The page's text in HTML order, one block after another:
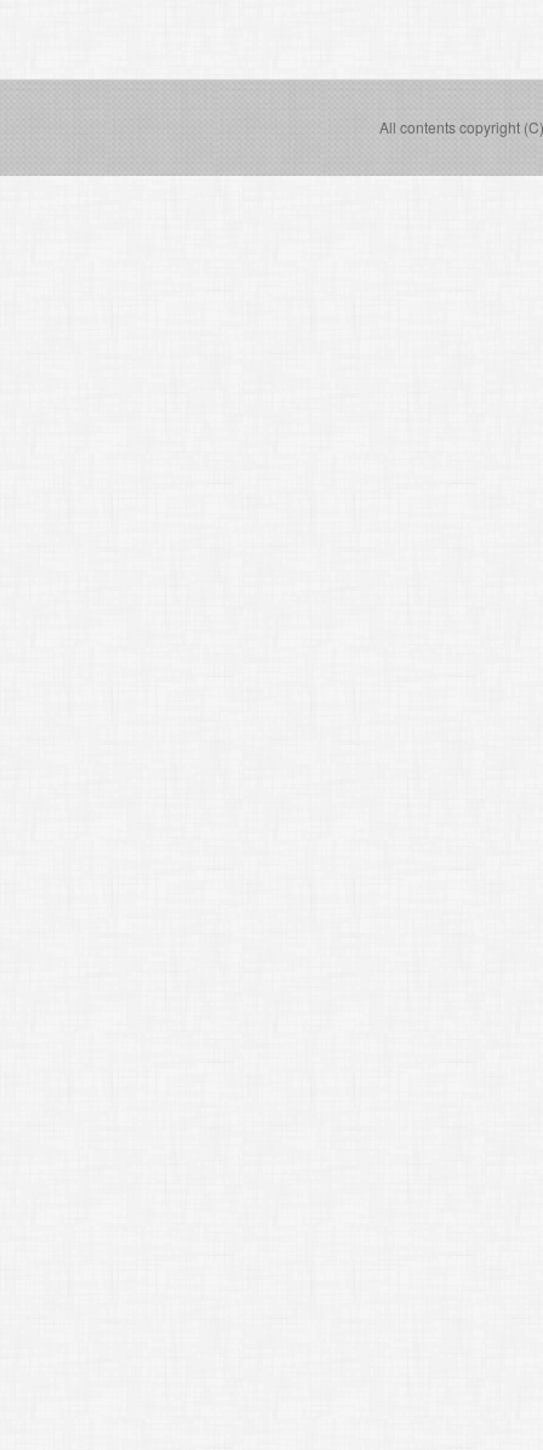
ナ
All contents copyright